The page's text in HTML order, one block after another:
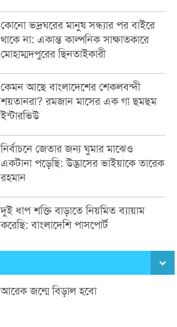
কোনো ভদ্রঘরের মানুষ সন্ধ্যার পর বাইরে
থাকে না: একান্ত কাল্পনিক সাক্ষাতকারে
মোহাম্মদপুরের ছিনতাইকারী
কেমন আছে বাংলাদেশের শেকলবন্দী
শয়তানরা? রমজান মাসের এক গা ছমছম
ইন্টারভিউ
নির্বাচনে জেতার জন্য ঘুমার মাঝেও
একটানা পড়েছি: উদ্ভাসের ভাইয়াকে তারেক
রহমান
দুই ধাপ শক্তি বাড়াতে নিয়মিত ব্যায়াম
করেছি: বাংলাদেশি পাসপোর্ট
আরেক জন্মে বিড়াল হবো